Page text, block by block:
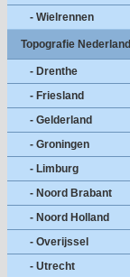
- Wielrennen
Topografie Nederland
- Drenthe
- Friesland
- Gelderland
- Groningen
- Limburg
- Noord Brabant
- Noord Holland
- Overijssel
- Utrecht